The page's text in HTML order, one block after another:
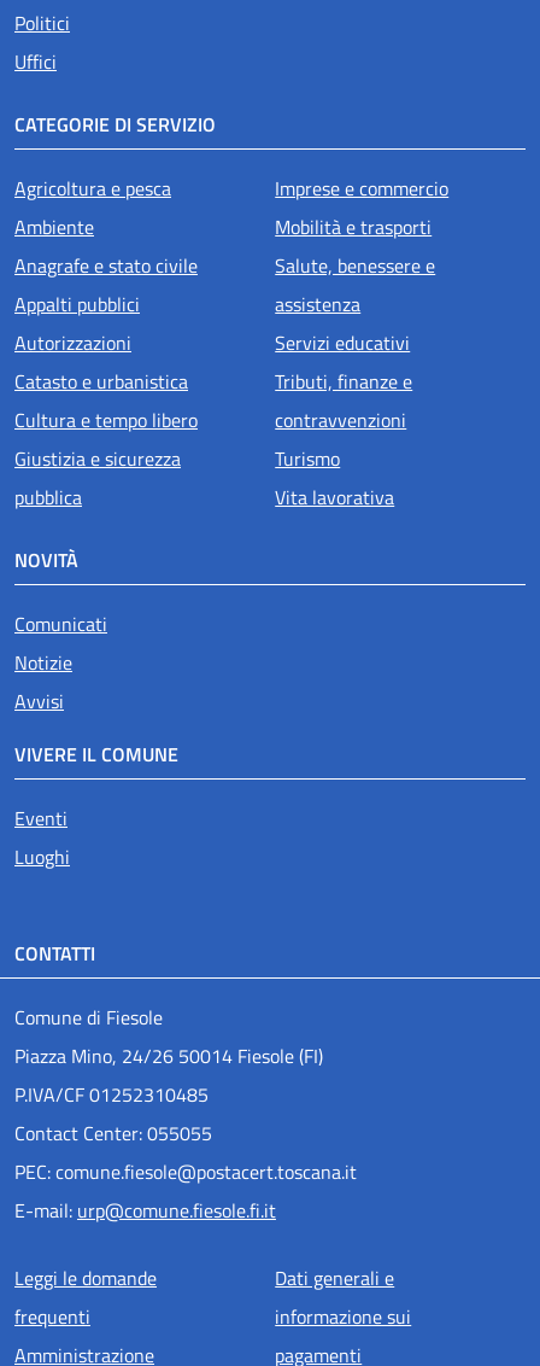
Politici
Uffici
CATEGORIE DI SERVIZIO
Agricoltura e pesca
Ambiente
Anagrafe e stato civile
Appalti pubblici
Autorizzazioni
Catasto e urbanistica
Cultura e tempo libero
Giustizia e sicurezza
pubblica
Imprese e commercio
Mobilità e trasporti
Salute, benessere e
assistenza
Servizi educativi
Tributi, finanze e
contravvenzioni
Turismo
Vita lavorativa
NOVITÀ
Comunicati
Notizie
Avvisi
VIVERE IL COMUNE
Eventi
Luoghi
CONTATTI
Comune di Fiesole
Piazza Mino, 24/26 50014 Fiesole (FI)
P.IVA/CF 01252310485
Contact Center: 055055
PEC: comune.fiesole@postacert.toscana.it
E-mail: urp@comune.fiesole.fi.it
Menu piè di pagina
Leggi le domande
frequenti
Amministrazione
Dati generali e
informazione sui
pagamenti